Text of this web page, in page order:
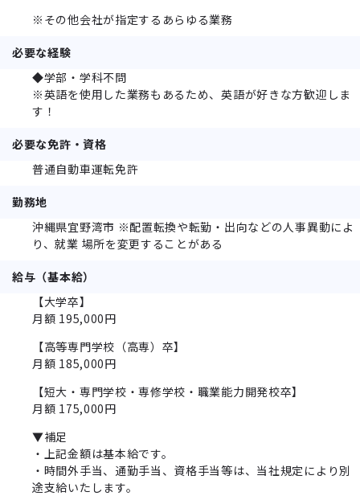
※その他会社が指定するあらゆる業務
必要な経験
◆学部・学科不問
※英語を使用した業務もあるため、英語が好きな方歓迎しま
す！
必要な免許・資格
普通自動車運転免許
勤務地
沖縄県宜野湾市 ※配置転換や転勤・出向などの人事異動によ
り、就業 場所を変更することがある
給与（基本給）
【大学卒】
月額 195,000円
【高等専門学校（高専）卒】
月額 185,000円
【短大・専門学校・専修学校・職業能力開発校卒】
月額 175,000円
▼補足
・上記金額は基本給です。
・時間外手当、通勤手当、資格手当等は、当社規定により別
途支給いたします。